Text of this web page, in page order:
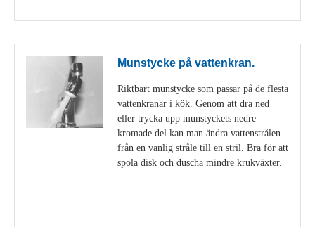
Munstycke på vattenkran.
Riktbart munstycke som passar på de flesta
vattenkranar i kök. Genom att dra ned
eller trycka upp munstyckets nedre
kromade del kan man ändra vattenstrålen
från en vanlig stråle till en stril. Bra för att
spola disk och duscha mindre krukväxter.